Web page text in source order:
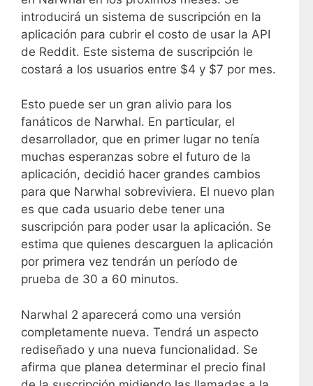
introducirá un sistema de suscripción en la
aplicación para cubrir el costo de usar la API
de Reddit. Este sistema de suscripción le
costará a los usuarios entre $4 y $7 por mes.
Esto puede ser un gran alivio para los
fanáticos de Narwhal. En particular, el
desarrollador, que en primer lugar no tenía
muchas esperanzas sobre el futuro de la
aplicación, decidió hacer grandes cambios
para que Narwhal sobreviviera. El nuevo plan
es que cada usuario debe tener una
suscripción para poder usar la aplicación. Se
estima que quienes descarguen la aplicación
por primera vez tendrán un período de
prueba de 30 a 60 minutos.
Narwhal 2 aparecerá como una versión
completamente nueva. Tendrá un aspecto
rediseñado y una nueva funcionalidad. Se
afirma que planea determinar el precio final